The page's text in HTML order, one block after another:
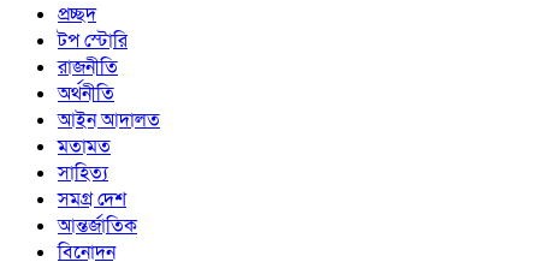
প্রচ্ছদ
টপ স্টোরি
রাজনীতি
অর্থনীতি
আইন আদালত
মতামত
সাহিত্য
সমগ্র দেশ
আন্তর্জাতিক
বিনোদন